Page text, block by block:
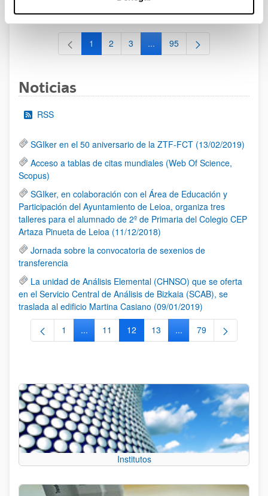
al 30/07/2026 (ambos incluídos)
Página
1 Página
2 Página
3 ...Páginas intermedias Use TAB
Página
95
Noticias
RSS
SGIker en el 50 aniversario de la ZTF-FCT (13/02/2019)
Acceso a tablas de citas mundiales (Web Of Science,
Scopus)
SGIker, en colaboración con el Área de Educación y
Participación del Ayuntamiento de Leioa, organiza tres
talleres para el alumnado de 2º de Primaria del Colegio CEP
Artaza Pinueta de Leioa (11/12/2018)
Jornada sobre la convocatoria de sexenios de
transferencia
La unidad de Análisis Elemental (CHNSO) que se oferta
en el Servicio Central de Análisis de Bizkaia (SCAB), se
traslada al edificio Martina Casiano (09/01/2019)
Página
1 ...Páginas intermedias Use TAB para desplazarse.
Página
11 Página
12 Página
13 ...Páginas intermedias
Página
79
Institutos